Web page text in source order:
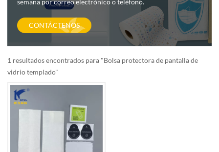
semana por correo electrónico o teléfono.
CONTÁCTENOS
1 resultados encontrados para "Bolsa protectora de pantalla de
vidrio templado"